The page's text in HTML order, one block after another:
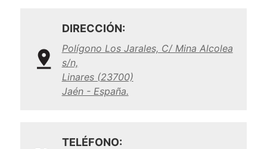
DIRECCIÓN:
Polígono Los Jarales, C/ Mina Alcolea
s/n,
Linares (23700)
Jaén - España.
TELÉFONO: